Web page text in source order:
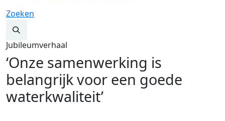
Zoeken
Jubileumverhaal
‘Onze samenwerking is
belangrijk voor een goede
waterkwaliteit’